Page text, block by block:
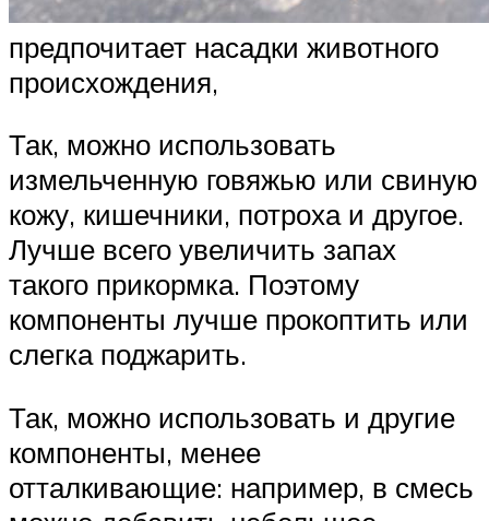
предпочитает насадки животного
происхождения,
Так, можно использовать
измельченную говяжью или свиную
кожу, кишечники, потроха и другое.
Лучше всего увеличить запах
такого прикормка. Поэтому
компоненты лучше прокоптить или
слегка поджарить.
Так, можно использовать и другие
компоненты, менее
отталкивающие: например, в смесь